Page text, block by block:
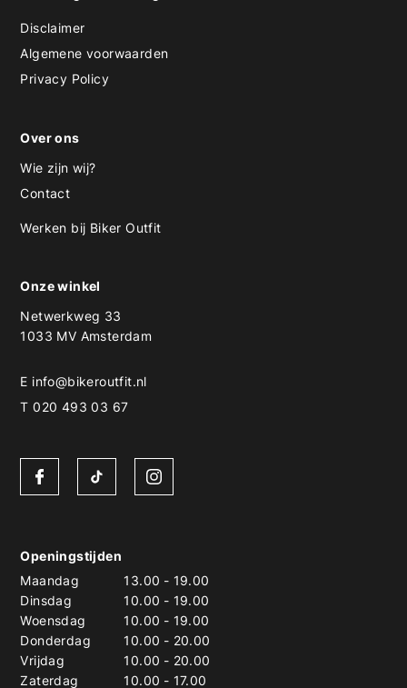
Disclaimer
Algemene voorwaarden
Privacy Policy
Over ons
Wie zijn wij?
Contact
Werken bij Biker Outfit
Onze winkel
Netwerkweg 33
1033 MV Amsterdam
E info@bikeroutfit.nl
T 020 493 03 67
Openingstijden
Maandag
13.00 - 19.00
Dinsdag
10.00 - 19.00
Woensdag
10.00 - 19.00
Donderdag
10.00 - 20.00
Vrijdag
10.00 - 20.00
Zaterdag
10.00 - 17.00